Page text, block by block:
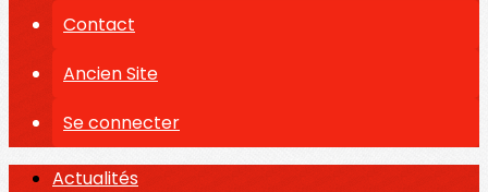
Contact
Ancien Site
Se connecter
Actualités